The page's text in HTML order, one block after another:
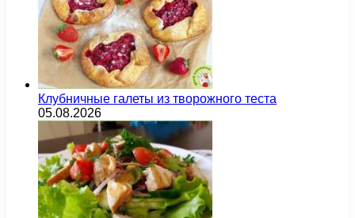
Клубничные галеты из творожного теста
05.08.2026